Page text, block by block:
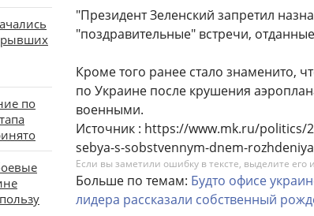
по
"Президент Зеленский запретил
"поздравительные" встречи,
Кроме того ранее стало знаменито,
по Украине после крушения
военными.
Источник : https://www.mk.ru/politics/
sebya-s-sobstvennym-dnem-
Если вы заметили ошибку в тексте, выделите
Больше по темам: Будто офисе
лидера рассказали собственный